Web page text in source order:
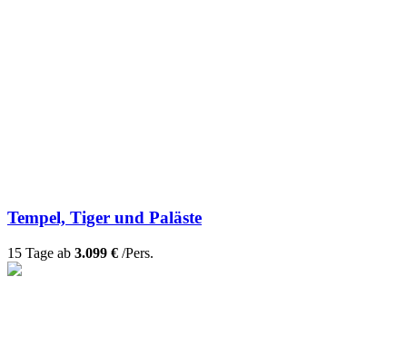
Tempel, Tiger und Paläste
15 Tage ab 3.099 € /Pers.